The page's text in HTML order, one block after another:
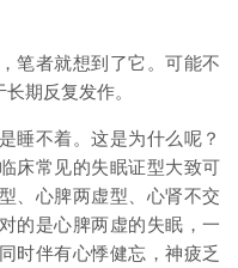
笔者就想到了它。可能不
期反复发作。
睡不着。这是为什么呢？
床常见的失眠证型大致可
、心脾两虚型、心肾不交
的是心脾两虚的失眠，一
时伴有心悸健忘，神疲乏